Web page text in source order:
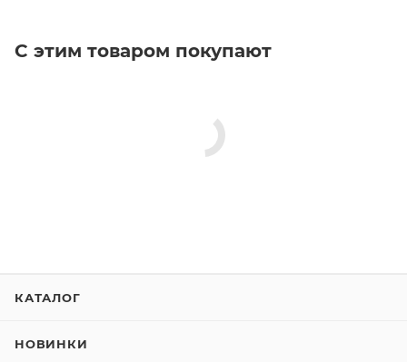
С этим товаром покупают
КАТАЛОГ
НОВИНКИ